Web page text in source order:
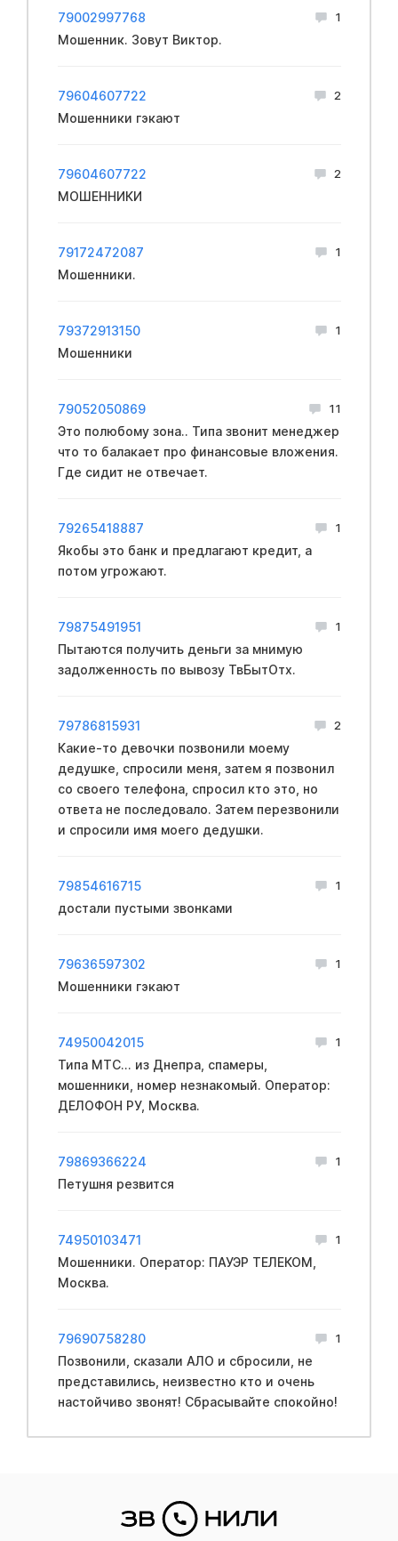
79002997768 1
Мошенник. Зовут Виктор.
79604607722 2
Мошенники гэкают
79604607722 2
МОШЕННИКИ
79172472087 1
Мошенники.
79372913150 1
Мошенники
79052050869 11
Это полюбому зона.. Типа звонит менеджер
что то балакает про финансовые вложения.
Где сидит не отвечает.
79265418887 1
Якобы это банк и предлагают кредит, а
потом угрожают.
79875491951 1
Пытаются получить деньги за мнимую
задолженность по вывозу ТвБытОтх.
79786815931 2
Какие-то девочки позвонили моему
дедушке, спросили меня, затем я позвонил
со своего телефона, спросил кто это, но
ответа не последовало. Затем перезвонили
и спросили имя моего дедушки.
79854616715 1
достали пустыми звонками
79636597302 1
Мошенники гэкают
74950042015 1
Типа МТС... из Днепра, спамеры,
мошенники, номер незнакомый. Оператор:
ДЕЛОФОН РУ, Москва.
79869366224 1
Петушня резвится
74950103471 1
Мошенники. Оператор: ПАУЭР ТЕЛЕКОМ,
Москва.
79690758280 1
Позвонили, сказали АЛО и сбросили, не
представились, неизвестно кто и очень
настойчиво звонят! Сбрасывайте спокойно!